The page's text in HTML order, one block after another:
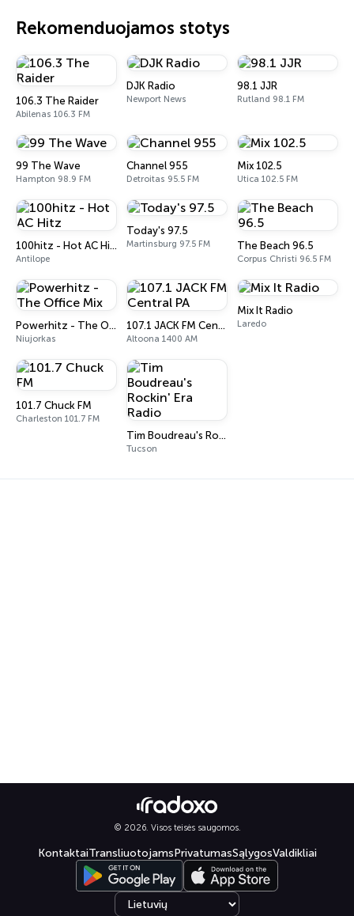
Rekomenduojamos stotys
106.3 The Raider
Abilenas 106.3 FM
DJK Radio
Newport News
98.1 JJR
Rutland 98.1 FM
99 The Wave
Hampton 98.9 FM
Channel 955
Detroitas 95.5 FM
Mix 102.5
Utica 102.5 FM
100hitz - Hot AC Hitz
Antilope
Today's 97.5
Martinsburg 97.5 FM The Beach 96.5
Corpus Christi 96.5 FM
Powerhitz - The Office Mix
Niujorkas
107.1 JACK FM Central PA
Altoona 1400 AM
Mix It Radio
Laredo
101.7 Chuck FM
Charleston 101.7 FM
Tim Boudreau's Rockin' Era Radio
Tucson
© 2026. Visos teisės saugomos.
KontaktaiTransliuotojamsPrivatumasSąlygosValdikliai
Select language